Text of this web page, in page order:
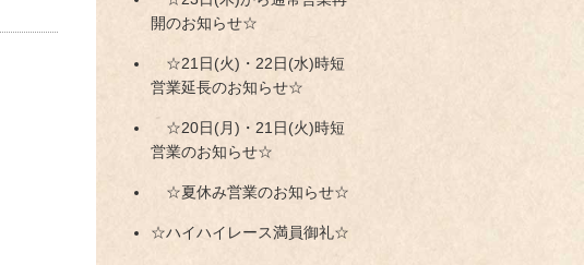
開のお知らせ☆
☆21日(火)・22日(水)時短
営業延長のお知らせ☆
☆20日(月)・21日(火)時短
営業のお知らせ☆
☆夏休み営業のお知らせ☆
☆ハイハイレース満員御礼☆